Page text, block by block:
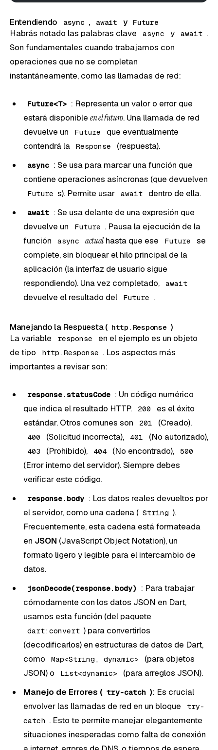
Entendiendo async , await y Future
Habrás notado las palabras clave async y await .
Son fundamentales cuando trabajamos con
operaciones que no se completan
instantáneamente, como las llamadas de red:
Future<T> : Representa un valor o error que
estará disponible en el futuro. Una llamada de red
devuelve un
Future
que eventualmente
contendrá la
Response (respuesta).
async : Se usa para marcar una función que
contiene operaciones asíncronas (que devuelven
Future s). Permite usar await dentro de ella.
await : Se usa delante de una expresión que
devuelve un
Future . Pausa la ejecución de la
función
async actualhasta que ese Future
se
complete, sin bloquear el hilo principal de la
aplicación (la interfaz de usuario sigue
respondiendo). Una vez completado,
await
devuelve el resultado del Future .
Manejando la Respuesta ( http.Response )
La variable
response
en el ejemplo es un objeto
de tipo
http.Response . Los aspectos más
importantes a revisar son:
response.statusCode : Un código numérico
que indica el resultado HTTP.
200
es el éxito
estándar. Otros comunes son
201 (Creado),
400 (Solicitud incorrecta), 401 (No autorizado),
403 (Prohibido), 404 (No encontrado), 500
(Error interno del servidor). Siempre debes
verificar este código.
response.body : Los datos reales devueltos por
el servidor, como una cadena ( String ).
Frecuentemente, esta cadena está formateada
en JSON (JavaScript Object Notation), un
formato ligero y legible para el intercambio de
datos.
jsonDecode(response.body) : Para trabajar
cómodamente con los datos JSON en Dart,
usamos esta función (del paquete
dart:convert ) para convertirlos
(decodificarlos) en estructuras de datos de Dart,
como
Map<String, dynamic>
(para objetos
JSON) o
List<dynamic>
(para arreglos JSON).
Manejo de Errores ( try-catch ): Es crucial
envolver las llamadas de red en un bloque
try-
catch . Esto te permite manejar elegantemente
situaciones inesperadas como falta de conexión